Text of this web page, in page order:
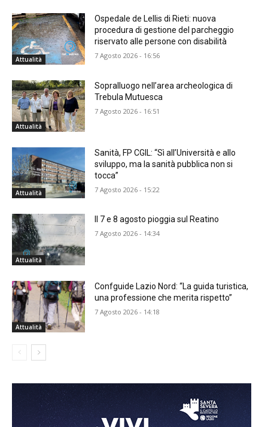
Attualità
Ospedale de Lellis di Rieti: nuova
procedura di gestione del parcheggio
riservato alle persone con disabilità
7 Agosto 2026 - 16:56
Attualità
Sopralluogo nell’area archeologica di
Trebula Mutuesca
7 Agosto 2026 - 16:51
Attualità
Sanità, FP CGIL: “Sì all’Università e allo
sviluppo, ma la sanità pubblica non si
tocca”
7 Agosto 2026 - 15:22
Attualità
Il 7 e 8 agosto pioggia sul Reatino
7 Agosto 2026 - 14:34
Attualità
Confguide Lazio Nord: “La guida turistica,
una professione che merita rispetto”
7 Agosto 2026 - 14:18